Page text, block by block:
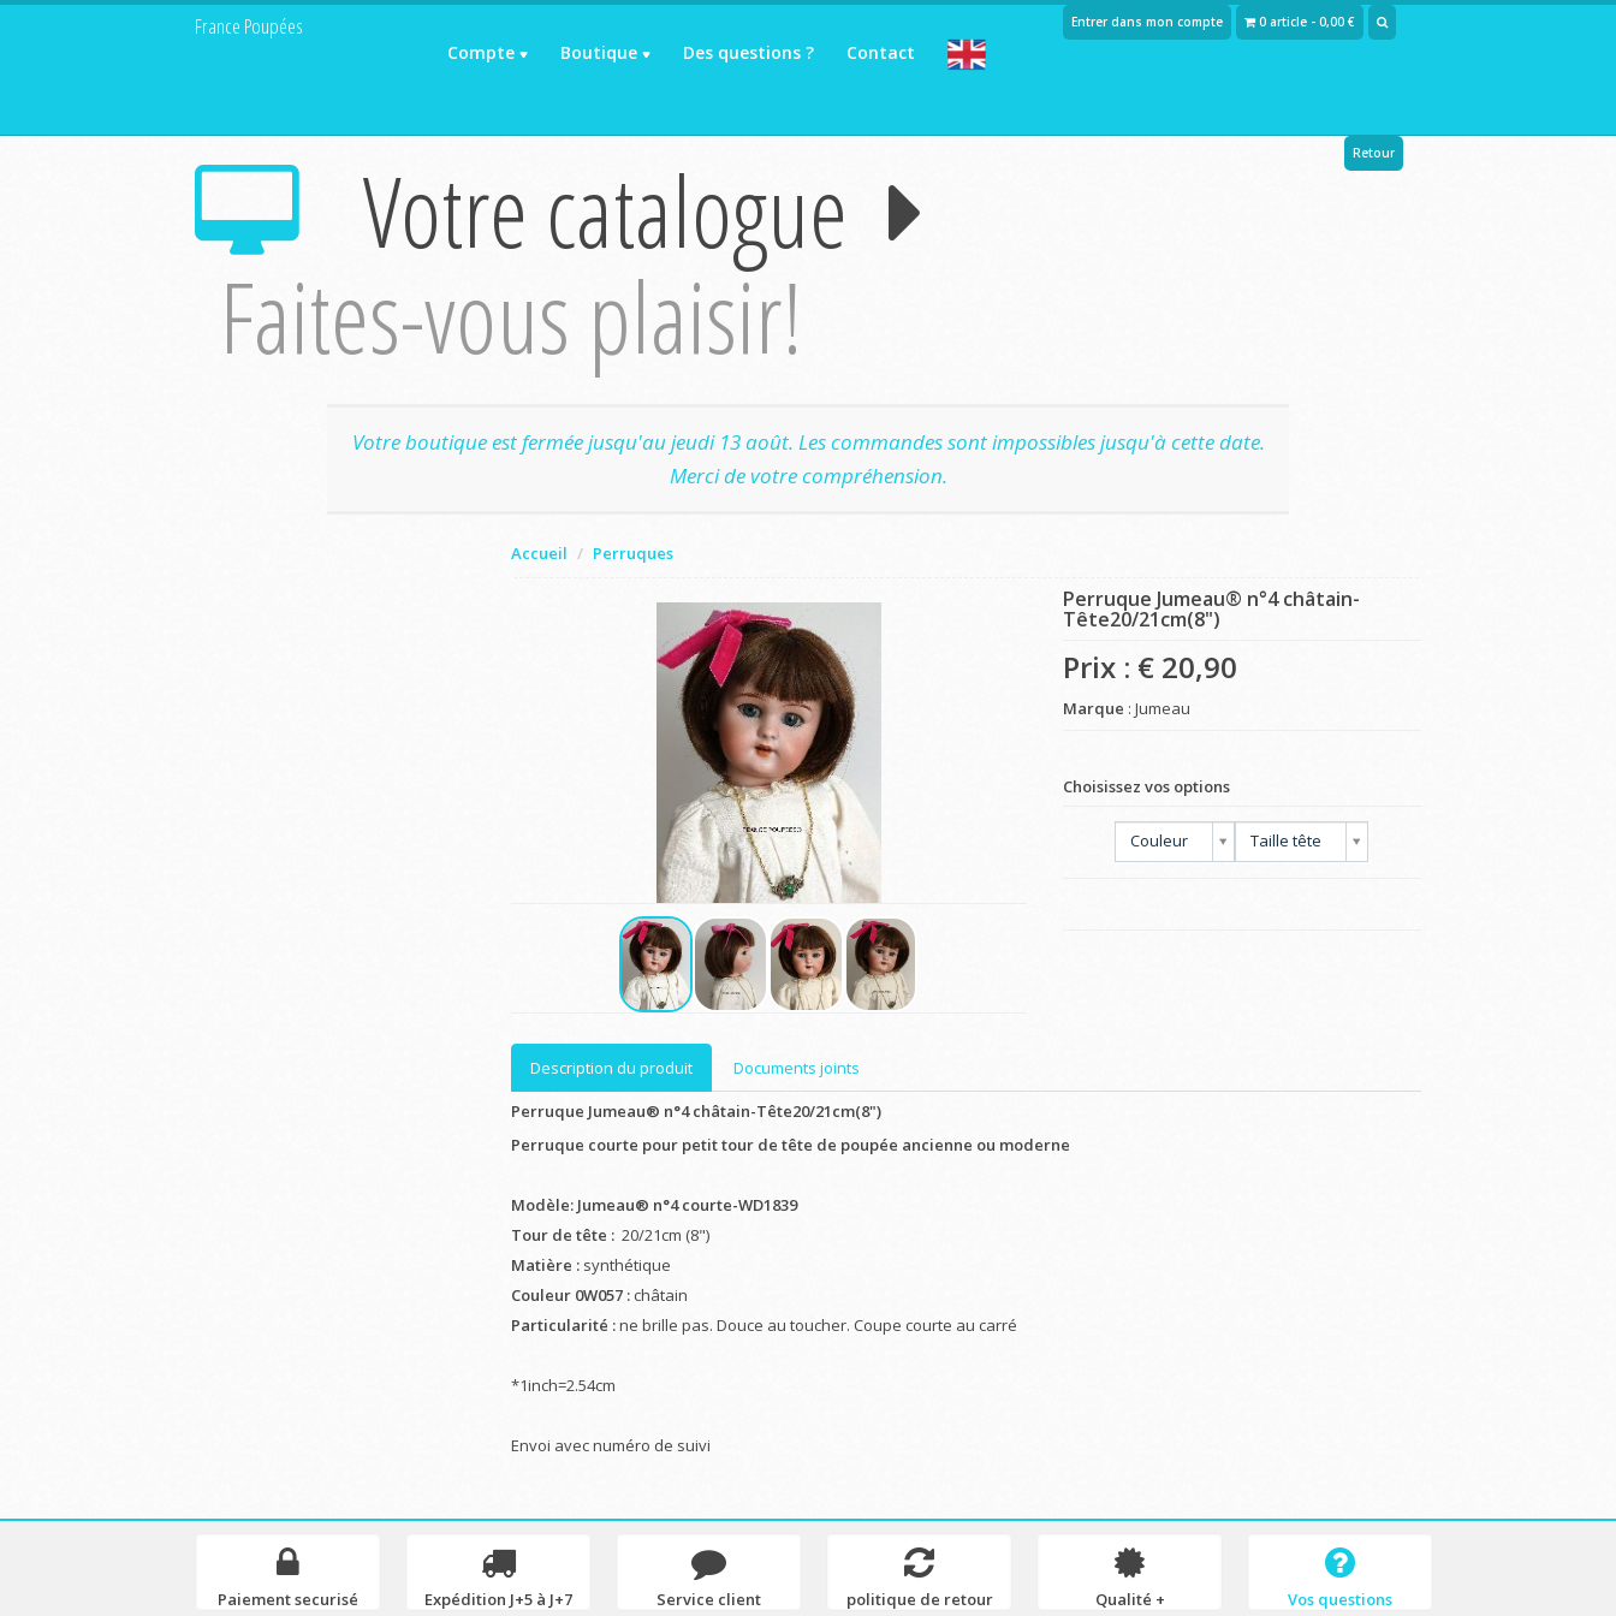
France Poupées
Compte Boutique Des questions ? Contact
Entrer dans mon compte 0 article - 0,00 €
Votre catalogue
Faites-vous plaisir!
Retour
Votre boutique est fermée jusqu'au jeudi 13 août. Les commandes sont impossibles jusqu'à cette date.
Merci de votre compréhension.
Accueil Perruques
Perruque Jumeau® n°4 châtain-
Tête20/21cm(8")
Prix : € 20,90
Marque : Jumeau
Choisissez vos options
Couleur Taille tête
Description du produit
Documents joints
Perruque Jumeau® n°4 châtain-Tête20/21cm(8")
Perruque courte pour petit tour de tête de poupée ancienne ou moderne
Modèle: Jumeau® n°4 courte-WD1839
Tour de tête :20/21cm (8")
Matière :synthétique
Couleur 0W057 :châtain
Particularité :ne brille pas. Douce au toucher. Coupe courte au carré
*1inch=2.54cm
Envoi avec numéro de suivi
Paiement securisé Expédition J+5 à J+7 Service client politique de retour Qualité + Vos questions